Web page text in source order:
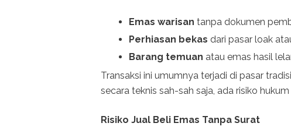
Emas warisan tanpa dokumen
Perhiasan bekas dari pasar loak
Barang temuan atau emas hasil
Transaksi ini umumnya terjadi di pasar
secara teknis sah-sah saja, ada risiko
Risiko Jual Beli Emas Tanpa Surat